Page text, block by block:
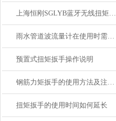
上海恒刚SGLYB蓝牙无线扭矩扳手使用前关键注意事项
雨水管道波流量计在使用时需注意的事项
预置式扭矩扳手操作说明
钢筋力矩扳手的使用方法及注意事项
扭矩扳手的使用时间如何延长